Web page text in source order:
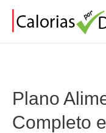
Plano
Completo